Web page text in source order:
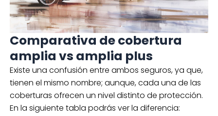
Comparativa de cobertura
amplia vs amplia plus
Existe una confusión entre ambos seguros, ya que,
tienen el mismo nombre; aunque, cada una de las
coberturas ofrecen un nivel distinto de protección.
En la siguiente tabla podrás ver la diferencia: